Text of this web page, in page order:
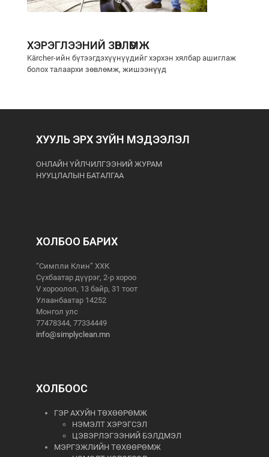
ХЭРЭГЛЭЭНИЙ ЗӨВЛӨМЖ
Kärcher-ийн бүтээгдэхүүнүүдийг хэрхэн хялбар ашиглаж
болох талаархи зөвлөмж, жишээнүүд
ХУУЛЬ ЭРХ ЗҮЙН МЭДЭЭЛЭЛ
ОНЛАЙН ҮЙЛЧИЛГЭЭНИЙ ЖУРАМ
НУУЦЛАЛЫН БАТАЛГАА
ХОЛБОО БАРИХ
“Симпли Клин” ХХК
Сүхбаатар дүүрэг, 2-р хороо
V хороолол, 13 байр, 31 тоот
Улаанбаатар 14252
Монгол улс
77478344, 77334449
info@simplyclean.mn
ХОЛБООС
ГЭР АХУЙН ТӨХӨӨРӨМЖ
НЭМЭЛТ ХЭРЭГСЭЛ
ЦЭВЭРЛЭГЭЭНИЙ БЭЛДМЭЛ
МЭРГЭЖЛИЙН ТӨХӨӨРӨМЖ